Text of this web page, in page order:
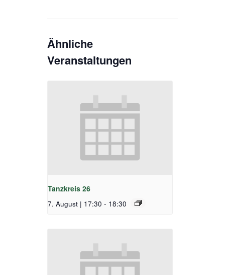
Ähnliche
Veranstaltungen
Tanzkreis 26
7. August | 17:30 - 18:30